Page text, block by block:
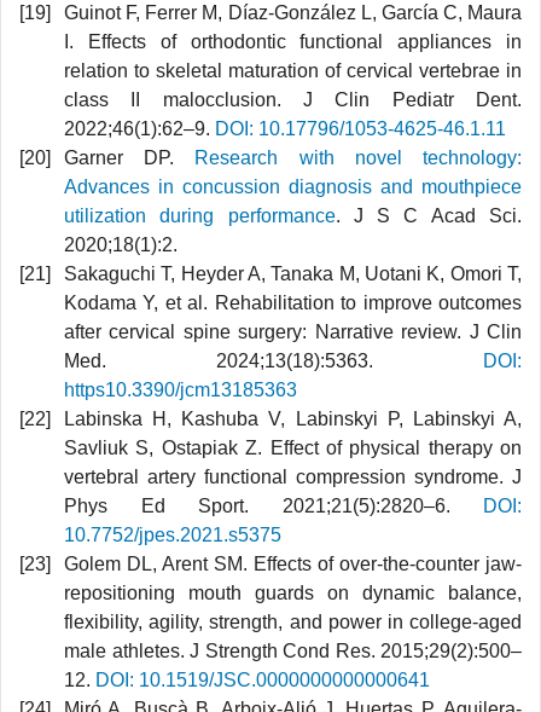
Guinot F, Ferrer M, Díaz-González L, García C, Maura
I. Effects of orthodontic functional appliances in
relation to skeletal maturation of cervical vertebrae in
class II malocclusion. J Clin Pediatr Dent.
2022;46(1):62–9. DOI: 10.17796/1053-4625-46.1.11
Garner DP. Research with novel technology:
Advances in concussion diagnosis and mouthpiece
utilization during performance. J S C Acad Sci.
2020;18(1):2.
Sakaguchi T, Heyder A, Tanaka M, Uotani K, Omori T,
Kodama Y, et al. Rehabilitation to improve outcomes
after cervical spine surgery: Narrative review. J Clin
Med. 2024;13(18):5363.
DOI:
https10.3390/jcm13185363
Labinska H, Kashuba V, Labinskyi P, Labinskyi A,
Savliuk S, Ostapiak Z. Effect of physical therapy on
vertebral artery functional compression syndrome. J
Phys Ed Sport. 2021;21(5):2820–6.
DOI:
10.7752/jpes.2021.s5375
Golem DL, Arent SM. Effects of over-the-counter jaw-
repositioning mouth guards on dynamic balance,
flexibility, agility, strength, and power in college-aged
male athletes. J Strength Cond Res. 2015;29(2):500–
12. DOI: 10.1519/JSC.0000000000000641